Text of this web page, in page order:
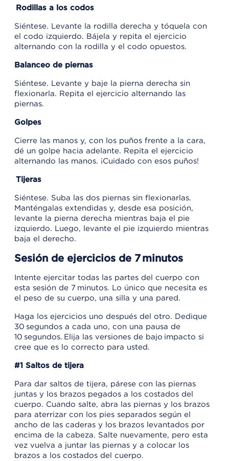
Rodillas a los codos
Siéntese. Levante la rodilla derecha y tóquela con
el codo izquierdo. Bájela y repita el ejercicio
alternando con la rodilla y el codo opuestos.
Balanceo de piernas
Siéntese. Levante y baje la pierna derecha sin
flexionarla. Repita el ejercicio alternando las
piernas.
Golpes
Cierre las manos y, con los puños frente a la cara,
dé un golpe hacia adelante. Repita el ejercicio
alternando las manos. ¡Cuidado con esos puños!
Tijeras
Siéntese. Suba las dos piernas sin flexionarlas.
Manténgalas extendidas y, desde esa posición,
levante la pierna derecha mientras baja el pie
izquierdo. Luego, levante el pie izquierdo mientras
baja el derecho.
Sesión de ejercicios de 7 minutos
Intente ejercitar todas las partes del cuerpo con
esta sesión de 7 minutos. Lo único que necesita es
el peso de su cuerpo, una silla y una pared.
Haga los ejercicios uno después del otro. Dedique
30 segundos a cada uno, con una pausa de
10 segundos. Elija las versiones de bajo impacto si
cree que es lo correcto para usted.
#1 Saltos de tijera
Para dar saltos de tijera, párese con las piernas
juntas y los brazos pegados a los costados del
cuerpo. Cuando salte, abra las piernas y los brazos
para aterrizar con los pies separados según el
ancho de las caderas y los brazos levantados por
encima de la cabeza. Salte nuevamente, pero esta
vez vuelva a juntar las piernas y a colocar los
brazos a los costados del cuerpo.